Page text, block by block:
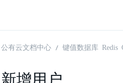
公有云文档中心 键值数据库 Redis
新增用户